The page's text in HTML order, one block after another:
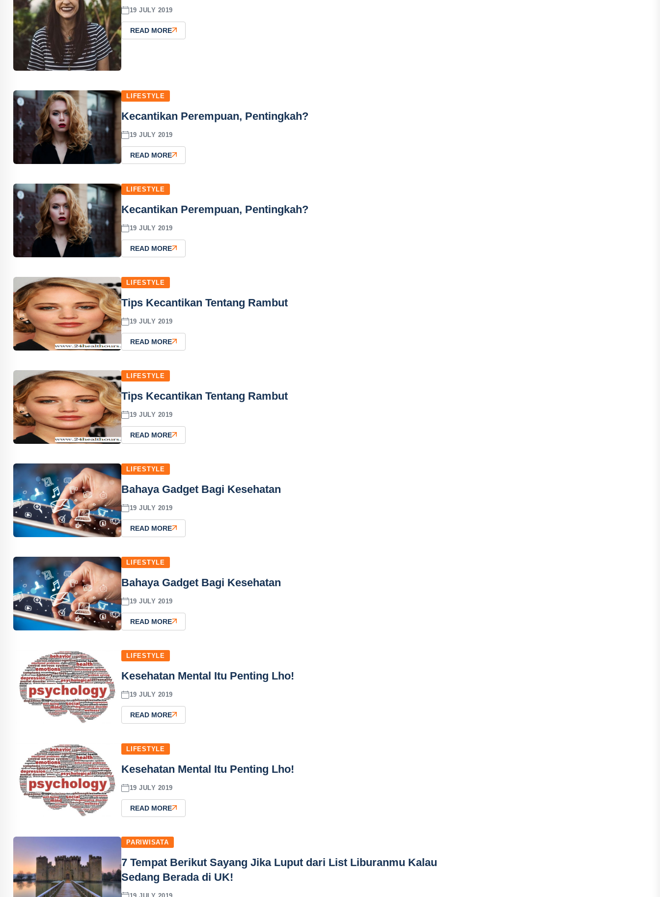
19 JULY 2019
READ MORE
LIFESTYLE
Kecantikan Perempuan, Pentingkah?
19 JULY 2019
READ MORE
LIFESTYLE
Kecantikan Perempuan, Pentingkah?
19 JULY 2019
READ MORE
LIFESTYLE
Tips Kecantikan Tentang Rambut
19 JULY 2019
READ MORE
LIFESTYLE
Tips Kecantikan Tentang Rambut
19 JULY 2019
READ MORE
LIFESTYLE
Bahaya Gadget Bagi Kesehatan
19 JULY 2019
READ MORE
LIFESTYLE
Bahaya Gadget Bagi Kesehatan
19 JULY 2019
READ MORE
LIFESTYLE
Kesehatan Mental Itu Penting Lho!
19 JULY 2019
READ MORE
LIFESTYLE
Kesehatan Mental Itu Penting Lho!
19 JULY 2019
READ MORE
PARIWISATA
7 Tempat Berikut Sayang Jika Luput dari List Liburanmu Kalau
Sedang Berada di UK!